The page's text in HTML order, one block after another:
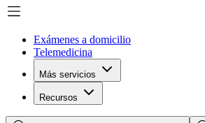
Exámenes a domicilio
Telemedicina
Más servicios
Recursos